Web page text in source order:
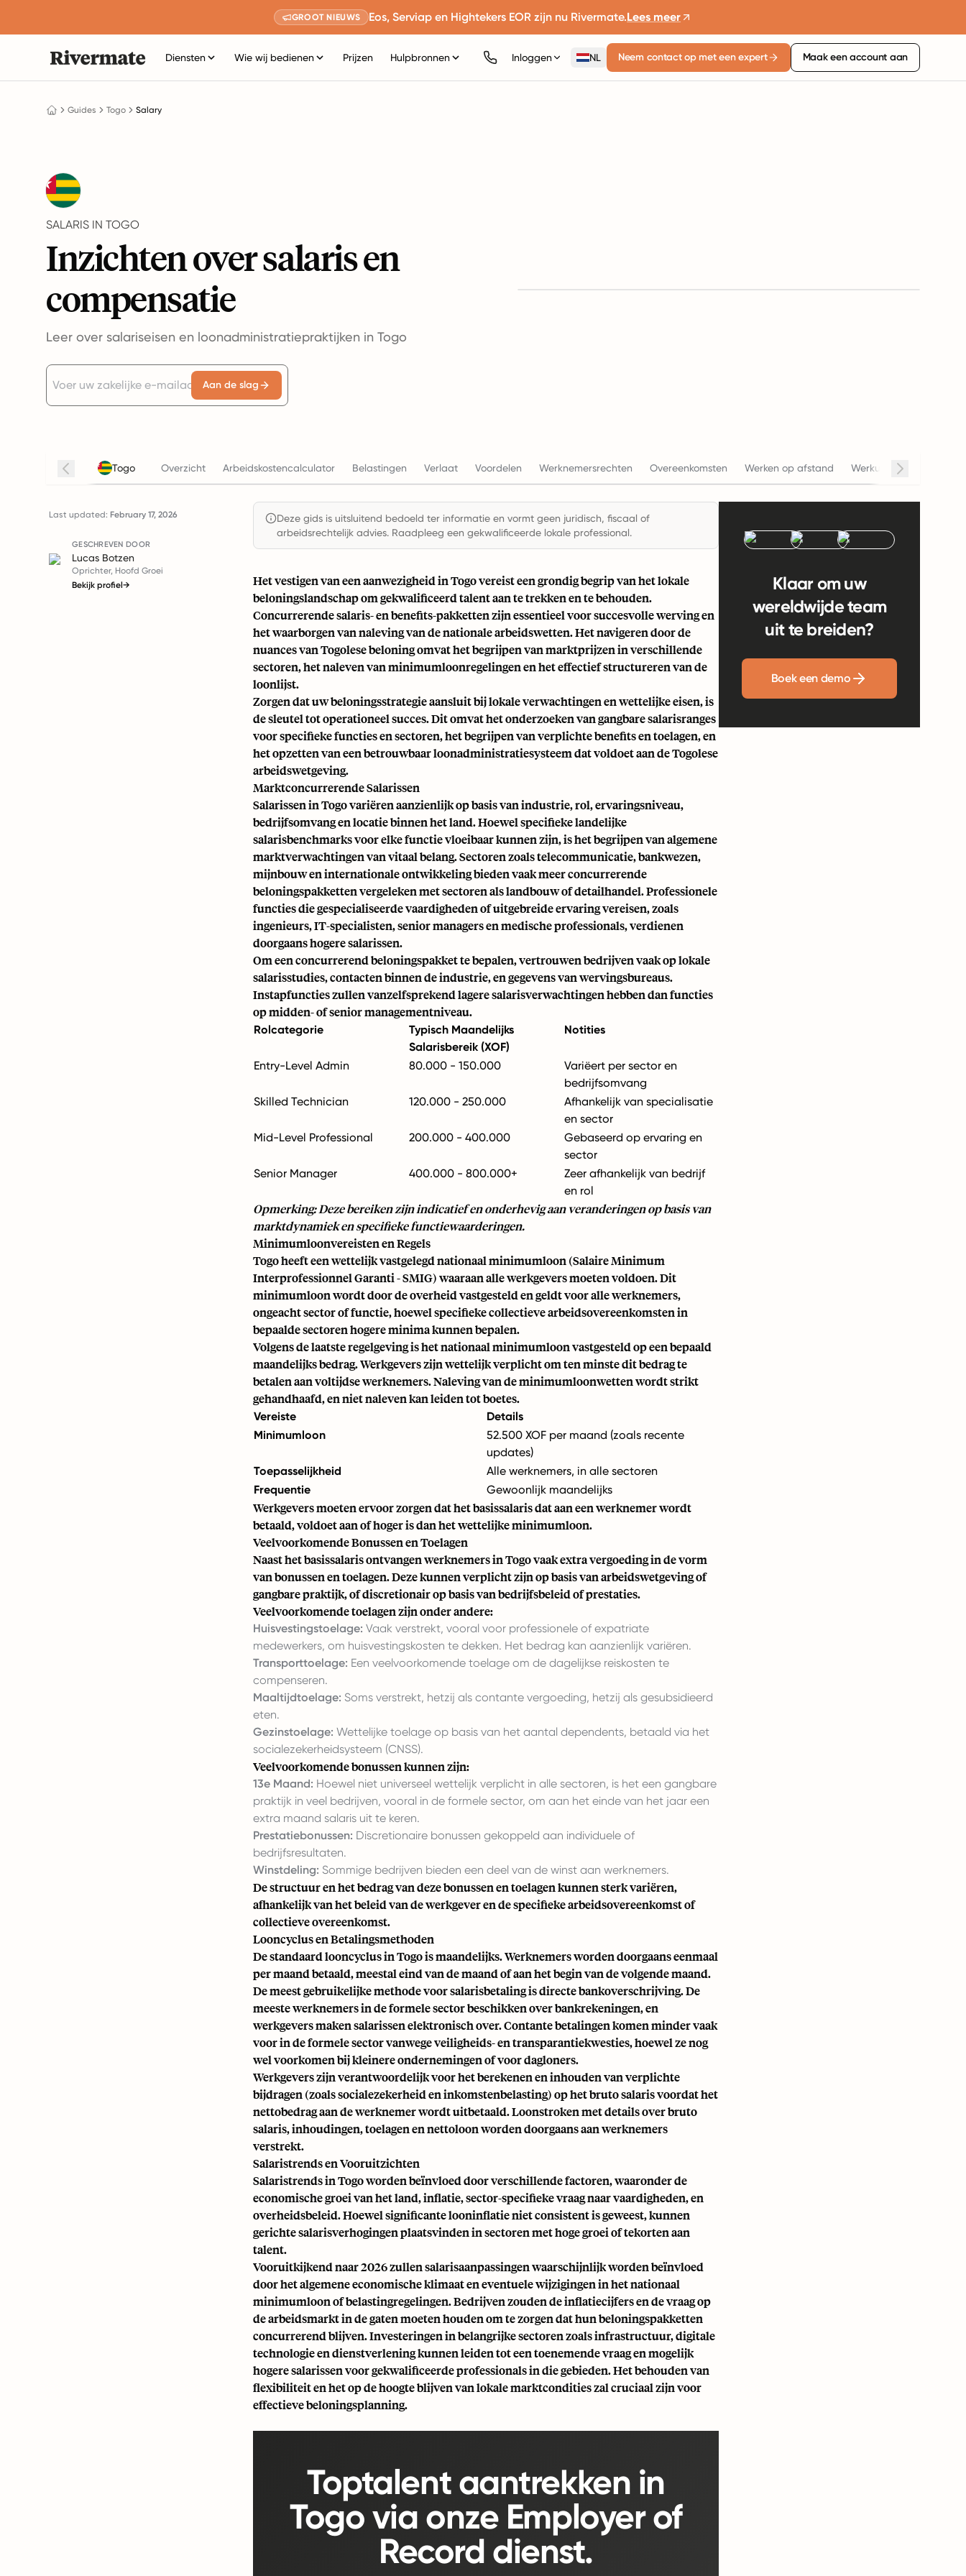
GROOT NIEUWS Eos, Serviap en Hightekers EOR zijn nu Rivermate.Lees meer
Diensten Wie wij bedienen Prijzen Hulpbronnen Inloggen NL Neem contact op met een expert Maak een account aan
Guides Togo Salary
SALARIS IN TOGO
Inzichten over salaris en
compensatie
Leer over salariseisen en loonadministratiepraktijken in Togo
Aan de slag
Togo Overzicht Arbeidskostencalculator Belastingen Verlaat Voordelen Werknemersrechten Overeenkomsten Werken op afstand Werkuren
Last updated: February 17, 2026
GESCHREVEN DOOR
Lucas Botzen
Oprichter, Hoofd Groei
Bekijk profiel→
Deze gids is uitsluitend bedoeld ter informatie en vormt geen juridisch, fiscaal of
arbeidsrechtelijk advies. Raadpleeg een gekwalificeerde lokale professional.
Het vestigen van een aanwezigheid in Togo vereist een grondig begrip van het lokale
beloningslandschap om gekwalificeerd talent aan te trekken en te behouden.
Concurrerende salaris- en benefits-pakketten zijn essentieel voor succesvolle werving en
het waarborgen van naleving van de nationale arbeidswetten. Het navigeren door de
nuances van Togolese beloning omvat het begrijpen van marktprijzen in verschillende
sectoren, het naleven van minimumloonregelingen en het effectief structureren van de
loonlijst.
Zorgen dat uw beloningsstrategie aansluit bij lokale verwachtingen en wettelijke eisen, is
de sleutel tot operationeel succes. Dit omvat het onderzoeken van gangbare salarisranges
voor specifieke functies en sectoren, het begrijpen van verplichte benefits en toelagen, en
het opzetten van een betrouwbaar loonadministratiesysteem dat voldoet aan de Togolese
arbeidswetgeving.
Marktconcurrerende Salarissen
Salarissen in Togo variëren aanzienlijk op basis van industrie, rol, ervaringsniveau,
bedrijfsomvang en locatie binnen het land. Hoewel specifieke landelijke
salarisbenchmarks voor elke functie vloeibaar kunnen zijn, is het begrijpen van algemene
marktverwachtingen van vitaal belang. Sectoren zoals telecommunicatie, bankwezen,
mijnbouw en internationale ontwikkeling bieden vaak meer concurrerende
beloningspakketten vergeleken met sectoren als landbouw of detailhandel. Professionele
functies die gespecialiseerde vaardigheden of uitgebreide ervaring vereisen, zoals
ingenieurs, IT-specialisten, senior managers en medische professionals, verdienen
doorgaans hogere salarissen.
Om een concurrerend beloningspakket te bepalen, vertrouwen bedrijven vaak op lokale
salarisstudies, contacten binnen de industrie, en gegevens van wervingsbureaus.
Instapfuncties zullen vanzelfsprekend lagere salarisverwachtingen hebben dan functies
op midden- of senior managementniveau.
Rolcategorie
Typisch Maandelijks
Salarisbereik (XOF)
Notities
Entry-Level Admin 80.000 - 150.000
Variëert per sector en
bedrijfsomvang
Skilled Technician
120.000 - 250.000
Afhankelijk van specialisatie
en sector
Mid-Level Professional
200.000 - 400.000
Gebaseerd op ervaring en
sector
Senior Manager
400.000 - 800.000+
Zeer afhankelijk van bedrijf
en rol
Opmerking: Deze bereiken zijn indicatief en onderhevig aan veranderingen op basis van
marktdynamiek en specifieke functiewaarderingen.
Minimumloonvereisten en Regels
Togo heeft een wettelijk vastgelegd nationaal minimumloon (Salaire Minimum
Interprofessionnel Garanti - SMIG) waaraan alle werkgevers moeten voldoen. Dit
minimumloon wordt door de overheid vastgesteld en geldt voor alle werknemers,
ongeacht sector of functie, hoewel specifieke collectieve arbeidsovereenkomsten in
bepaalde sectoren hogere minima kunnen bepalen.
Volgens de laatste regelgeving is het nationaal minimumloon vastgesteld op een bepaald
maandelijks bedrag. Werkgevers zijn wettelijk verplicht om ten minste dit bedrag te
betalen aan voltijdse werknemers. Naleving van de minimumloonwetten wordt strikt
gehandhaafd, en niet naleven kan leiden tot boetes.
Vereiste
Details
Minimumloon
52.500 XOF per maand (zoals recente
updates)
Toepasselijkheid
Alle werknemers, in alle sectoren
Frequentie
Gewoonlijk maandelijks
Werkgevers moeten ervoor zorgen dat het basissalaris dat aan een werknemer wordt
betaald, voldoet aan of hoger is dan het wettelijke minimumloon.
Veelvoorkomende Bonussen en Toelagen
Naast het basissalaris ontvangen werknemers in Togo vaak extra vergoeding in de vorm
van bonussen en toelagen. Deze kunnen verplicht zijn op basis van arbeidswetgeving of
gangbare praktijk, of discretionair op basis van bedrijfsbeleid of prestaties.
Veelvoorkomende toelagen zijn onder andere:
Huisvestingstoelage: Vaak verstrekt, vooral voor professionele of expatriate
medewerkers, om huisvestingskosten te dekken. Het bedrag kan aanzienlijk variëren.
Transporttoelage: Een veelvoorkomende toelage om de dagelijkse reiskosten te
compenseren.
Maaltijdtoelage: Soms verstrekt, hetzij als contante vergoeding, hetzij als gesubsidieerd
eten.
Gezinstoelage: Wettelijke toelage op basis van het aantal dependents, betaald via het
socialezekerheidsysteem (CNSS).
Veelvoorkomende bonussen kunnen zijn:
13e Maand: Hoewel niet universeel wettelijk verplicht in alle sectoren, is het een gangbare
praktijk in veel bedrijven, vooral in de formele sector, om aan het einde van het jaar een
extra maand salaris uit te keren.
Prestatiebonussen: Discretionaire bonussen gekoppeld aan individuele of
bedrijfsresultaten.
Winstdeling: Sommige bedrijven bieden een deel van de winst aan werknemers.
De structuur en het bedrag van deze bonussen en toelagen kunnen sterk variëren,
afhankelijk van het beleid van de werkgever en de specifieke arbeidsovereenkomst of
collectieve overeenkomst.
Looncyclus en Betalingsmethoden
De standaard looncyclus in Togo is maandelijks. Werknemers worden doorgaans eenmaal
per maand betaald, meestal eind van de maand of aan het begin van de volgende maand.
De meest gebruikelijke methode voor salarisbetaling is directe bankoverschrijving. De
meeste werknemers in de formele sector beschikken over bankrekeningen, en
werkgevers maken salarissen elektronisch over. Contante betalingen komen minder vaak
voor in de formele sector vanwege veiligheids- en transparantiekwesties, hoewel ze nog
wel voorkomen bij kleinere ondernemingen of voor dagloners.
Werkgevers zijn verantwoordelijk voor het berekenen en inhouden van verplichte
bijdragen (zoals socialezekerheid en inkomstenbelasting) op het bruto salaris voordat het
nettobedrag aan de werknemer wordt uitbetaald. Loonstroken met details over bruto
salaris, inhoudingen, toelagen en nettoloon worden doorgaans aan werknemers
verstrekt.
Salaristrends en Vooruitzichten
Salaristrends in Togo worden beïnvloed door verschillende factoren, waaronder de
economische groei van het land, inflatie, sector-specifieke vraag naar vaardigheden, en
overheidsbeleid. Hoewel significante looninflatie niet consistent is geweest, kunnen
gerichte salarisverhogingen plaatsvinden in sectoren met hoge groei of tekorten aan
talent.
Vooruitkijkend naar 2026 zullen salarisaanpassingen waarschijnlijk worden beïnvloed
door het algemene economische klimaat en eventuele wijzigingen in het nationaal
minimumloon of belastingregelingen. Bedrijven zouden de inflatiecijfers en de vraag op
de arbeidsmarkt in de gaten moeten houden om te zorgen dat hun beloningspakketten
concurrerend blijven. Investeringen in belangrijke sectoren zoals infrastructuur, digitale
technologie en dienstverlening kunnen leiden tot een toenemende vraag en mogelijk
hogere salarissen voor gekwalificeerde professionals in die gebieden. Het behouden van
flexibiliteit en het op de hoogte blijven van lokale marktcondities zal cruciaal zijn voor
effectieve beloningsplanning.
Toptalent aantrekken in
Togo via onze Employer of
Record dienst.
Klaar om uw
wereldwijde team
uit te breiden?
Boek een demo